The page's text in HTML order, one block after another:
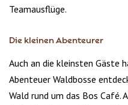
Teamausflüge.
Die kleinen Abenteurer
Auch an die kleinsten Gäste
Abenteuer Waldbosse
Wald rund um das Bos Café.